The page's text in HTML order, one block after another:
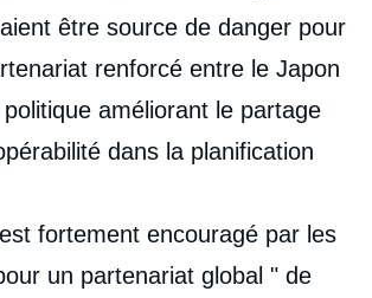
être source de danger pour
renforcé entre le Japon
améliorant le partage
dans la planification
fortement encouragé par les
un partenariat global " de
internationale », Éditoriaux, Lettre du
Copier